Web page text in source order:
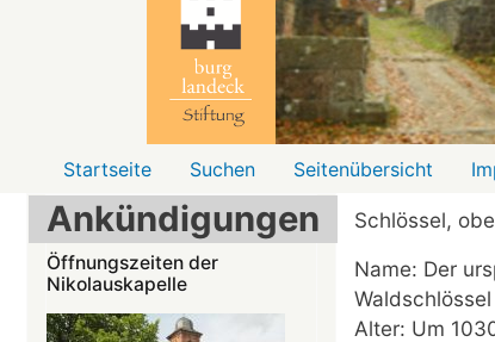
Menü2
Startseite Suchen Seitenübersicht
Schlössel,
Name: Der
Alter: Um
Ankündigungen
Öffnungszeiten der
Nikolauskapelle